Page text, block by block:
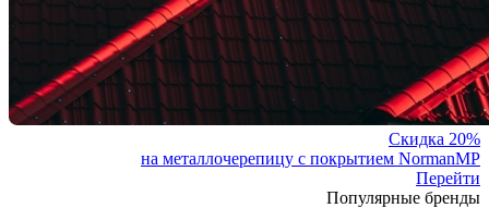
Скидка 20%
на металлочерепицу с покрытием NormanMP
Перейти
Популярные бренды